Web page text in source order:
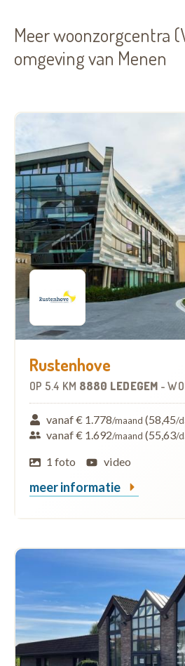
Meer woonzorgcentra
omgeving van Menen
Rustenhove
OP 5.4 KM 8880 LEDEGEM -
vanaf € 1.778/maand (58,45/
vanaf € 1.692/maand (55,63/
1 foto
video
meer informatie